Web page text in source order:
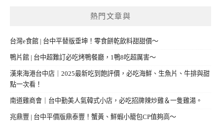
熱門文章與
台灣e食館 | 台中平替版垂坤！零食餅乾飲料甜甜價～
鴨片館 | 台中超難訂必吃烤鴨餐廳，1鴨8吃超厲害～
漢來海港台中店｜2025最新吃到飽評價，必吃海鮮、生魚片、牛排與甜
點一次看！
南道雞商會｜台中勤美人氣韓式小店，必吃招牌辣炒雞＆一隻雞湯。
兆鼎豐 | 台中平價版鼎泰豐！蟹黃、鮮蝦小籠包CP值夠高～